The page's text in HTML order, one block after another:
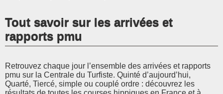
Tout savoir sur les arrivées et
rapports pmu
Retrouvez chaque jour l’ensemble des arrivées et rapports
pmu sur la Centrale du Turfiste. Quinté d’aujourd’hui,
Quarté, Tiercé, simple ou couplé ordre : découvrez les